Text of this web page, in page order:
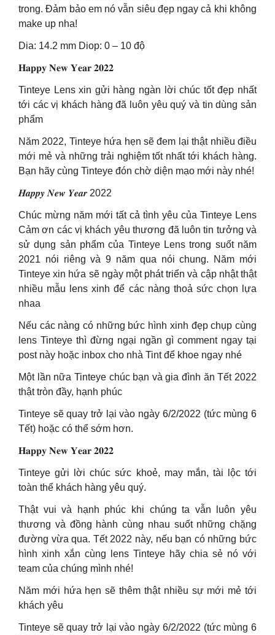
trong. Đảm bảo em nó vẫn siêu đẹp ngay cả khi không
make up nha!
Dia: 14.2 mm Diop: 0 – 10 độ
𝐇𝐚𝐩𝐩𝐲 𝐍𝐞𝐰 𝐘𝐞𝐚𝐫 𝟐𝟎𝟐𝟐
Tinteye Lens xin gửi hàng ngàn lời chúc tốt đẹp nhất
tới các vị khách hàng đã luôn yêu quý và tin dùng sản
phẩm
Năm 2022, Tinteye hứa hẹn sẽ đem lại thật nhiều điều
mới mẻ và những trải nghiệm tốt nhất tới khách hàng.
Bạn hãy cùng Tinteye đón chờ diện mạo mới này nhé!
𝑯𝒂𝒑𝒑𝒚 𝑵𝒆𝒘 𝒀𝒆𝒂𝒓 2022
Chúc mừng năm mới tất cả tình yêu của Tinteye Lens
Cảm ơn các vị khách yêu thương đã luôn tin tưởng và
sử dụng sản phẩm của Tinteye Lens trong suốt năm
2021 nói riêng và 9 năm qua nói chung. Năm mới
Tinteye xin hứa sẽ ngày một phát triển và cập nhật thật
nhiều mẫu lens xinh để các nàng thoả sức chọn lựa
nhaa
Nếu các nàng có những bức hình xinh đẹp chụp cùng
lens Tinteye thì đừng ngại ngần gì comment ngay tại
post này hoặc inbox cho nhà Tint để khoe ngay nhé
Một lần nữa Tinteye chúc bạn và gia đình ăn Tết 2022
thật tròn đầy, hạnh phúc
Tinteye sẽ quay trở lại vào ngày 6/2/2022 (tức mùng 6
Tết) hoặc có thể sớm hơn.
𝐇𝐚𝐩𝐩𝐲 𝐍𝐞𝐰 𝐘𝐞𝐚𝐫 𝟐𝟎𝟐𝟐
Tinteye gửi lời chúc sức khoẻ, may mắn, tài lộc tới
toàn thể khách hàng yêu quý.
Thật vui và hạnh phúc khi chúng ta vẫn luôn yêu
thương và đồng hành cùng nhau suốt những chặng
đường vừa qua. Tết 2022 này, nếu bạn có những bức
hình xinh xắn cùng lens Tinteye hãy chia sẻ nó với
team của chúng mình nhé!
Năm mới hứa hẹn sẽ thêm thật nhiều sự mới mẻ tới
khách yêu
Tinteye sẽ quay trở lại vào ngày 6/2/2022 (tức mùng 6